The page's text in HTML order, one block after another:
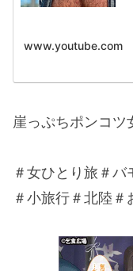
www.youtube.com
崖っぷちポンコ
＃女ひとり旅＃
＃小旅行＃北陸＃